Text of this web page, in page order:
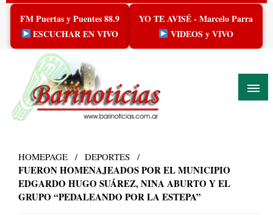
Skip
content
FM Puertas y Puentes 88.9
ESCUCHAR EN VIVO
YO TE AVISÉ - Marcelo Parra
VIDEOS y VIVO
HOMEPAGE DEPORTES
FUERON HOMENAJEADOS POR EL MUNICIPIO
EDGARDO HUGO SUÁREZ, NINA ABURTO Y EL
GRUPO “PEDALEANDO POR LA ESTEPA”